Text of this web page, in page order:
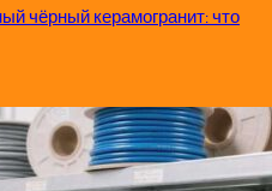
чёрный керамогранит: что